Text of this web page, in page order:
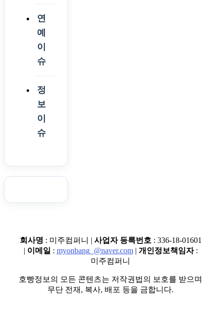
연
예
이
슈
정
보
이
슈
회사명 : 미주컴퍼니 | 사업자 등록번호 : 336-18-01601
| 이메일 : myonbang_@naver.com| 개인정보책임자:
미주컴퍼니
호빵정보의 모든 콘텐츠는 저작권법의 보호를 받으며
무단 전재, 복사, 배포 등을 금합니다.